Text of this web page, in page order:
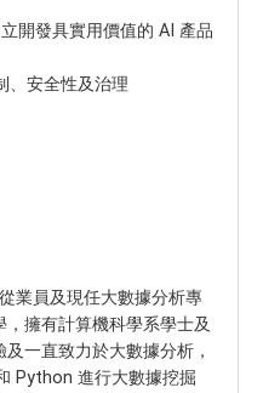
開發具實用價值的 AI 產品
、安全性及治理
業員及現任大數據分析專
擁有計算機科學系學士及
一直致力於大數據分析，
Python 進行大數據挖掘